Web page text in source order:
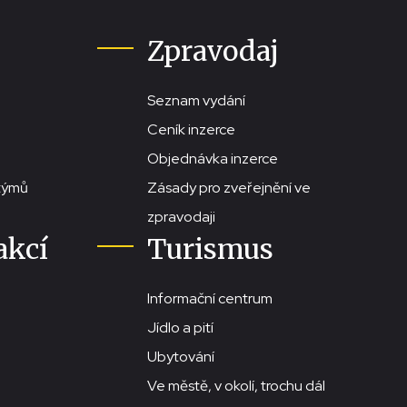
Zpravodaj
Seznam vydání
Ceník inzerce
Objednávka inzerce
Zásady pro zveřejnění ve
zpravodaji
Turismus
Informační centrum
Jídlo a pití
Ubytování
Ve městě, v okolí, trochu dál